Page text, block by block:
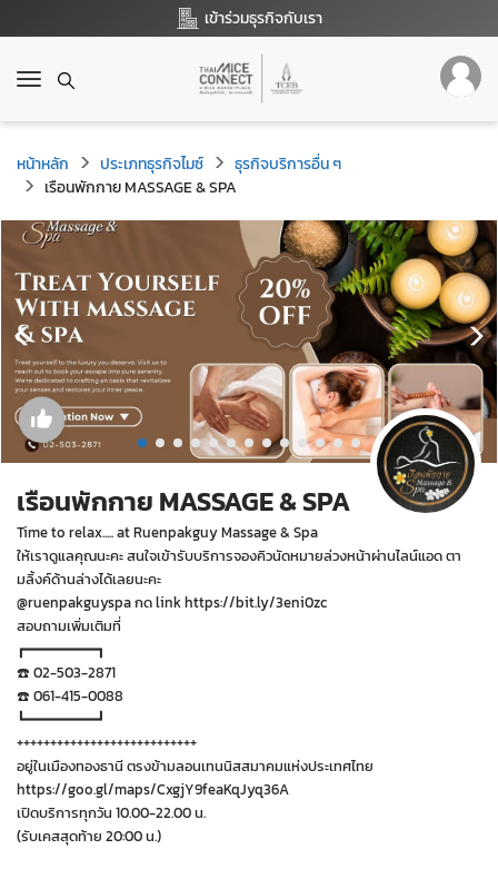
เข้าร่วมธุรกิจกับเรา
T
g
g
l
e
n
a
v
g
a
t
i
o
n
หน้าหลัก ประเภทธุรกิจไมซ์
ธุรกิจบริการอื่น ๆ
เรือนพักกาย MASSAGE & SPA
เรือนพักกาย MASSAGE & SPA
Time to relax..... at Ruenpakguy Massage & Spa
ให้เราดูแลคุณนะคะ สนใจเข้ารับบริการจองคิวนัดหมายล่วงหน้าผ่านไลน์แอด ตา
มลิ้งค์ด้านล่างได้เลยนะคะ
@ruenpakguyspa กด link https://bit.ly/3eni0zc
สอบถามเพิ่มเติมที่
┏━━━━━━━━┓
☎️ 02-503-2871
☎️ 061-415-0088
┗━━━━━━━━┛
+++++++++++++++++++++++++++
อยู่ในเมืองทองธานี ตรงข้ามลอนเทนนิสสมาคมแห่งประเทศไทย
https://goo.gl/maps/CxgjY9feaKqJyq36A
เปิดบริการทุกวัน 10.00-22.00 น.
(รับเคสสุดท้าย 20:00 น.)